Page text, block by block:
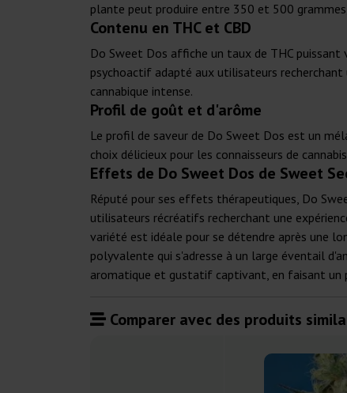
plante peut produire entre 350 et 500
Contenu en THC et CBD
Do Sweet Dos affiche un taux de THC
psychoactif adapté aux utilisateurs recherchant
cannabique intense.
Profil de goût et d'arôme
Le profil de saveur de Do Sweet Dos est un
choix délicieux pour les connaisseurs de
Effets de Do Sweet Dos de Sweet
Réputé pour ses effets thérapeutiques, Do
utilisateurs récréatifs recherchant une
variété est idéale pour se détendre après une
polyvalente qui s'adresse à un large éventail
aromatique et gustatif captivant, en faisant un
Comparer avec des produits